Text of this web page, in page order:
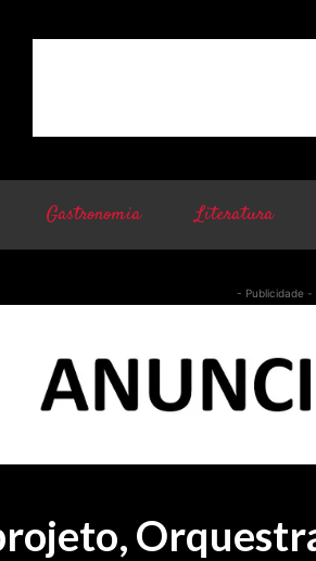
Gastronomia Literatura
- Publicidade -